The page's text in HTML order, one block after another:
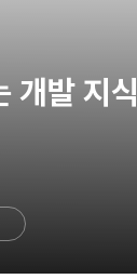
개발 지식